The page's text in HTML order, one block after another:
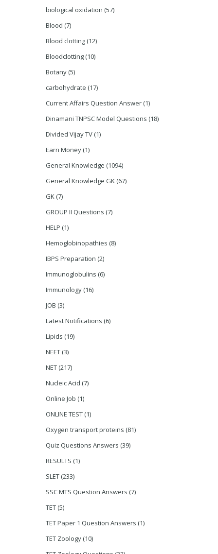
biological oxidation (57)
Blood (7)
Blood clotting (12)
Bloodclotting (10)
Botany (5)
carbohydrate (17)
Current Affairs Question Answer (1)
Dinamani TNPSC Model Questions (18)
Divided Vijay TV (1)
Earn Money (1)
General Knowledge (1094)
General Knowledge GK (67)
GK (7)
GROUP II Questions (7)
HELP (1)
Hemoglobinopathies (8)
IBPS Preparation (2)
Immunoglobulins (6)
Immunology (16)
JOB (3)
Latest Notifications (6)
Lipids (19)
NEET (3)
NET (217)
Nucleic Acid (7)
Online Job (1)
ONLINE TEST (1)
Oxygen transport proteins (81)
Quiz Questions Answers (39)
RESULTS (1)
SLET (233)
SSC MTS Question Answers (7)
TET (5)
TET Paper 1 Question Answers (1)
TET Zoology (10)